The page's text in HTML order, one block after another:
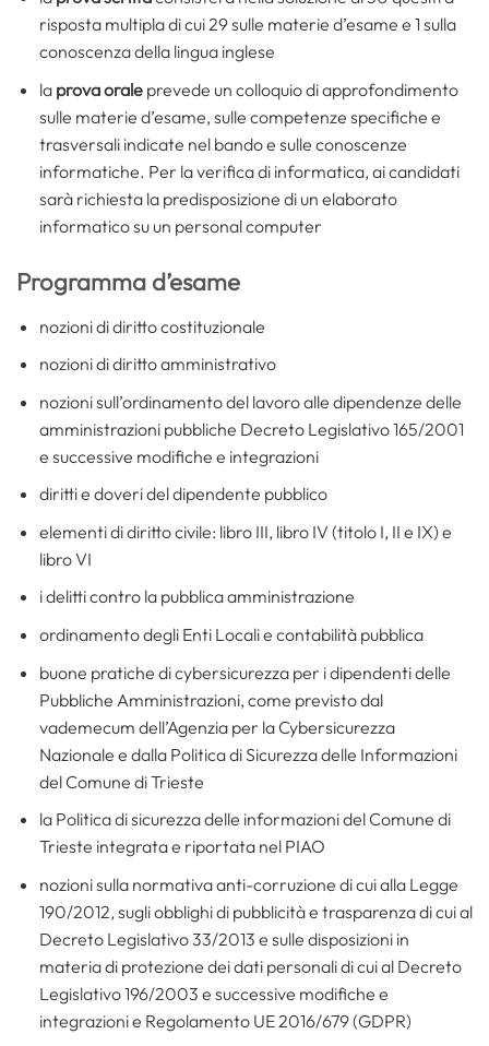
risposta multipla di cui 29 sulle materie d’esame e 1 sulla
conoscenza della lingua inglese
la prova oraleprevede un colloquio di approfondimento
sulle materie d’esame, sulle competenze specifiche e
trasversali indicate nel bando e sulle conoscenze
informatiche. Per la verifica di informatica, ai candidati
sarà richiesta la predisposizione di un elaborato
informatico su un personal computer
Programma d’esame
nozioni di diritto costituzionale
nozioni di diritto amministrativo
nozioni sull’ordinamento del lavoro alle dipendenze delle
amministrazioni pubbliche Decreto Legislativo 165/2001
e successive modifiche e integrazioni
diritti e doveri del dipendente pubblico
elementi di diritto civile: libro III, libro IV (titolo I, II e IX) e
libro VI
i delitti contro la pubblica amministrazione
ordinamento degli Enti Locali e contabilità pubblica
buone pratiche di cybersicurezza per i dipendenti delle
Pubbliche Amministrazioni, come previsto dal
vademecum dell’Agenzia per la Cybersicurezza
Nazionale e dalla Politica di Sicurezza delle Informazioni
del Comune di Trieste
la Politica di sicurezza delle informazioni del Comune di
Trieste integrata e riportata nel PIAO
nozioni sulla normativa anti-corruzione di cui alla Legge
190/2012, sugli obblighi di pubblicità e trasparenza di cui al
Decreto Legislativo 33/2013 e sulle disposizioni in
materia di protezione dei dati personali di cui al Decreto
Legislativo 196/2003 e successive modifiche e
integrazioni e Regolamento UE 2016/679 (GDPR)